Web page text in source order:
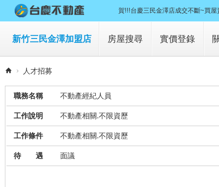
賀!!!台慶三民金澤店成交不斷~買
新竹三民金澤加盟店 房屋搜尋 實價登錄
人才招募
職務名稱 不動產經紀人員
工作說明 不動產相關.不限資歷
工作條件 不動產相關.不限資歷
待 遇 面議